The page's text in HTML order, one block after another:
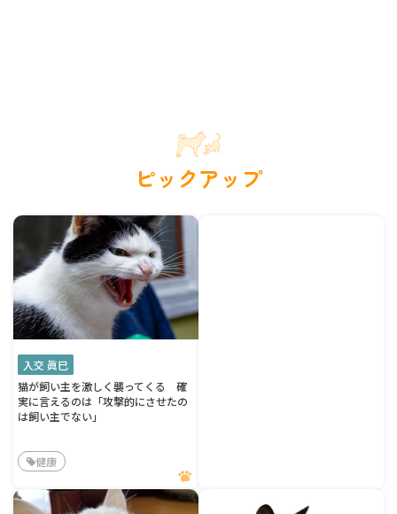
ピックアップ
入交 眞巳
猫が飼い主を激しく襲ってくる 確
実に言えるのは「攻撃的にさせたの
は飼い主でない」
健康